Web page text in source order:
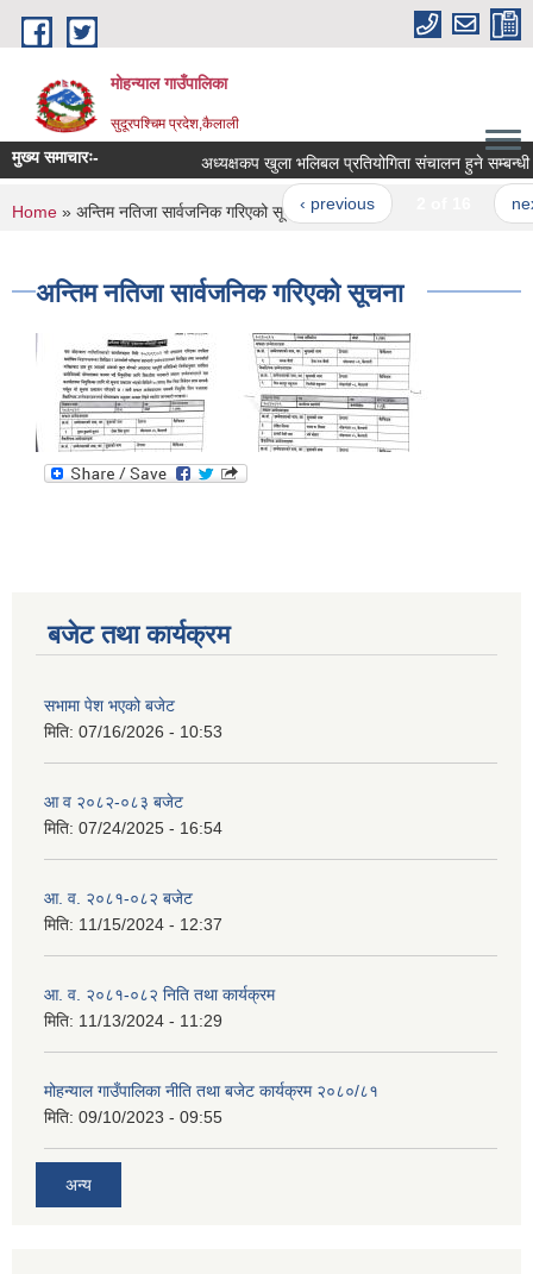
Skip to main content
मोहन्याल गाउँपालिका
सुदूरपश्चिम प्रदेश,कैलाली
मुख्य समाचारः- अध्यक्षकप खुला भलिबल प्रतियोगिता संचालन हुने सम्बन्धी
‹ previous
You are here
Home » अन्तिम नतिजा सार्वजनिक गरिएको सूचना
अन्तिम नतिजा सार्वजनिक गरिएको सूचना
बजेट तथा कार्यक्रम
सभामा पेश भएको बजेट
मिति: 07/16/2026 - 10:53
आ व २०८२-०८३ बजेट
मिति: 07/24/2025 - 16:54
आ. व. २०८१-०८२ बजेट
मिति: 11/15/2024 - 12:37
आ. व. २०८१-०८२ निति तथा कार्यक्रम
मिति: 11/13/2024 - 11:29
मोहन्याल गाउँपालिका नीति तथा बजेट कार्यक्रम २०८०/८१
मिति: 09/10/2023 - 09:55
अन्य